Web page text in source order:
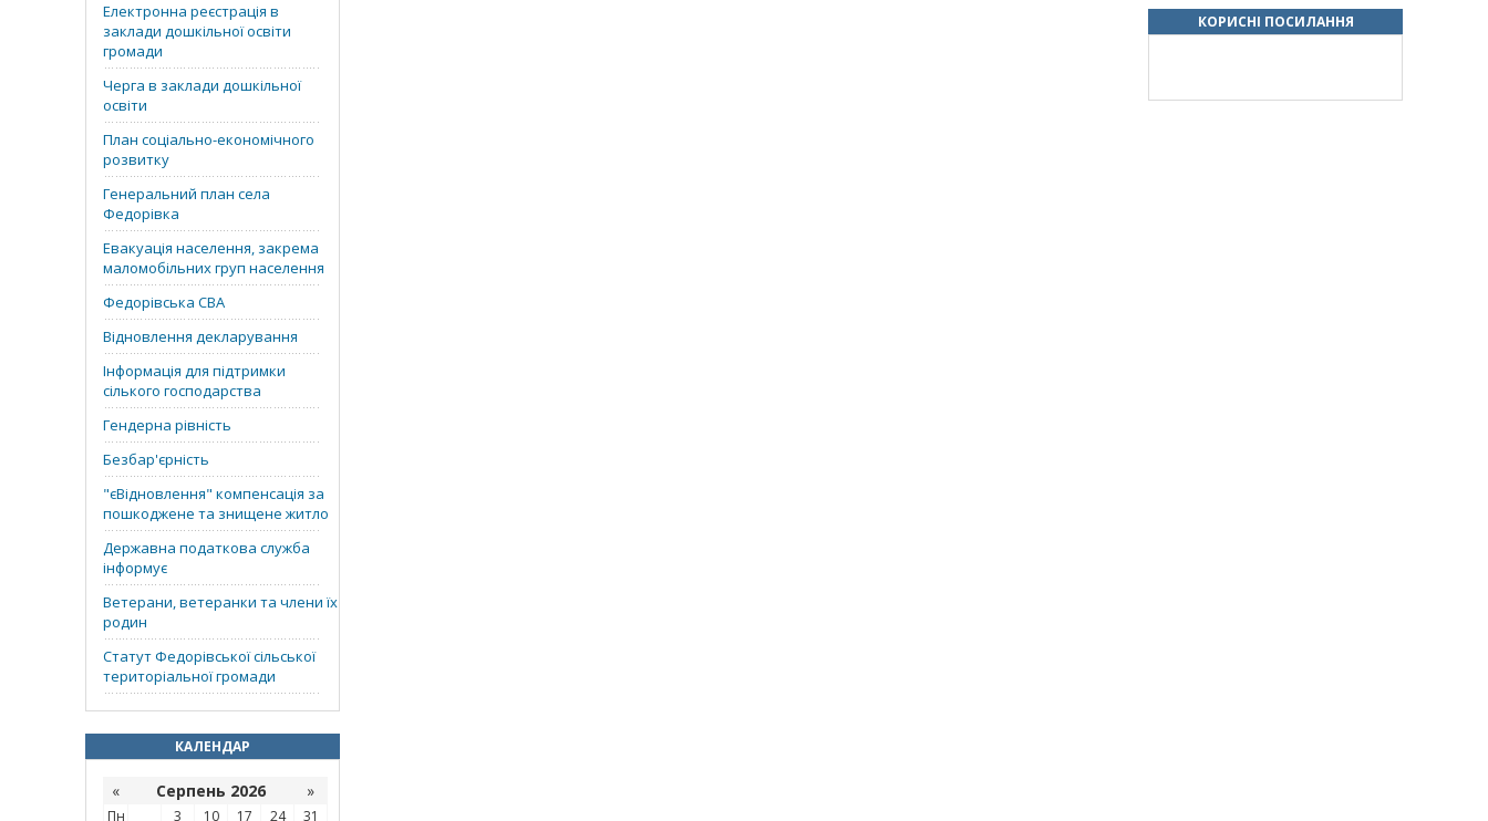
Електронна реєстрація в
заклади дошкільної освіти
громади
Черга в заклади дошкільної
освіти
План соціально-економічного
розвитку
Генеральний план села
Федорівка
Евакуація населення, закрема
маломобільних груп населення
Федорівська СВА
Відновлення декларування
Інформація для підтримки
сілького господарства
Гендерна рівність
Безбар'єрність
"єВідновлення" компенсація за
пошкоджене та знищене житло
Державна податкова служба
інформує
Ветерани, ветеранки та члени їх
родин
Статут Федорівської сільської
територіальної громади
КАЛЕНДАР
« Серпень 2026 »
Пн 3 10 17 24 31
КОРИСНІ ПОСИЛАННЯ